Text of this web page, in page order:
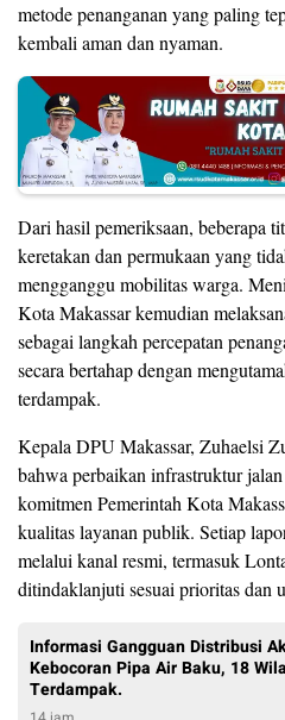
metode penanganan yang paling
kembali aman dan nyaman.
Dari hasil pemeriksaan, beberapa
keretakan dan permukaan yang
mengganggu mobilitas warga.
Kota Makassar kemudian
sebagai langkah percepatan
secara bertahap dengan
terdampak.
Kepala DPU Makassar, Zuhaelsi
bahwa perbaikan infrastruktur
komitmen Pemerintah Kota
kualitas layanan publik. Setiap
melalui kanal resmi, termasuk
ditindaklanjuti sesuai prioritas dan
Informasi Gangguan Distribusi
Kebocoran Pipa Air Baku, 18
Terdampak.